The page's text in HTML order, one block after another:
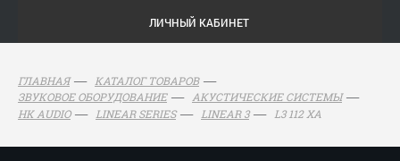
ЛИЧНЫЙ КАБИНЕТ
ГЛАВНАЯ
КАТАЛОГ ТОВАРОВ
ЗВУКОВОЕ ОБОРУДОВАНИЕ
АКУСТИЧЕСКИЕ СИСТЕМЫ
HK AUDIO
LINEAR SERIES LINEAR 3 L3 112 XA